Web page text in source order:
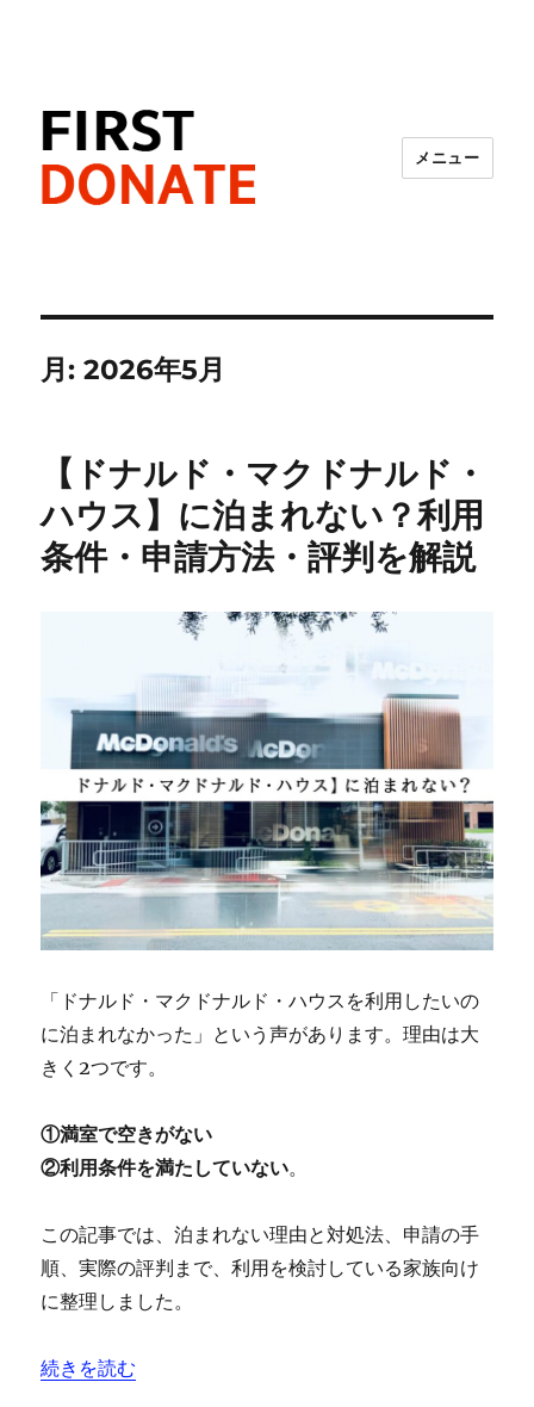
メニュー
月:2026年5月
【ドナルド・マクドナルド・
ハウス】に泊まれない？利用
条件・申請方法・評判を解説
「ドナルド・マクドナルド・ハウスを利用したいの
に泊まれなかった」という声があります。理由は大
きく2つです。
①満室で空きがない
②利用条件を満たしていない。
この記事では、泊まれない理由と対処法、申請の手
順、実際の評判まで、利用を検討している家族向け
に整理しました。
“【ドナルド・マクドナルド・ハウス】に泊まれない？
続きを読む